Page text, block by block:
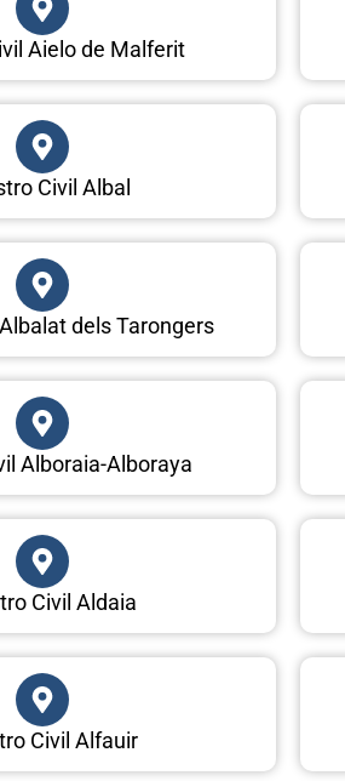
Aielo de Malferit
Civil Albal
dels Tarongers
Alboraia-Alboraya
Civil Aldaia
Civil Alfauir